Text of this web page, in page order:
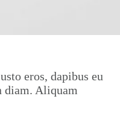
eros, dapibus eu
diam. Aliquam